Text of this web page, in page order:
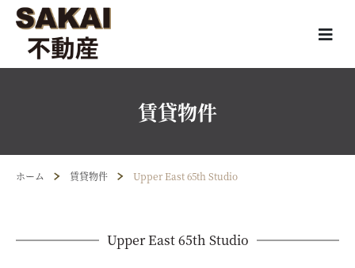
賃貸物件
ホーム 賃貸物件 Upper East 65th Studio
Upper East 65th Studio